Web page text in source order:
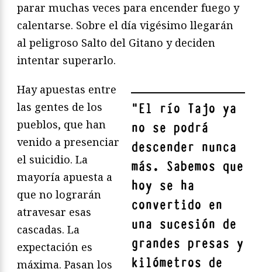
parar muchas veces para encender fuego y
calentarse. Sobre el día vigésimo llegarán
al peligroso Salto del Gitano y deciden
intentar superarlo.
"El río Tajo ya
no se podrá
descender nunca
más. Sabemos que
hoy se ha
convertido en
una sucesión de
grandes presas y
kilómetros de
Hay apuestas entre
las gentes de los
pueblos, que han
venido a presenciar
el suicidio. La
mayoría apuesta a
que no lograrán
atravesar esas
cascadas. La
expectación es
máxima. Pasan los